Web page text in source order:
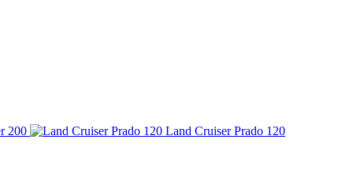
200
Land Cruiser Prado 120